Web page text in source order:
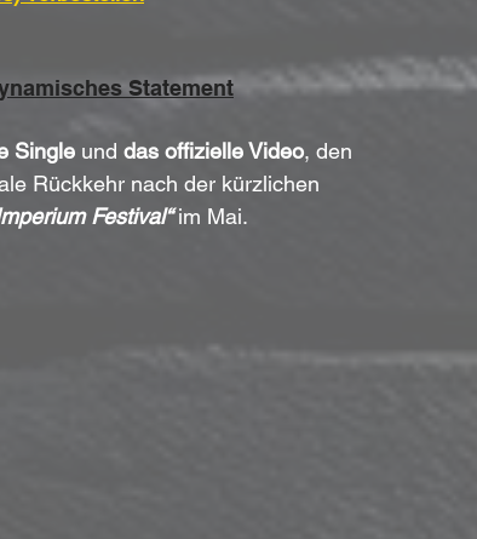
Statement
Single und das offizielle Video, den
Rückkehr nach der kürzlichen
Festival“ im Mai.